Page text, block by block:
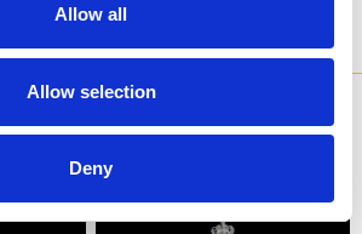
Allow all
Allow selection
Deny
из коллекции
в различных вариантах и
R0739-16+8+8-C